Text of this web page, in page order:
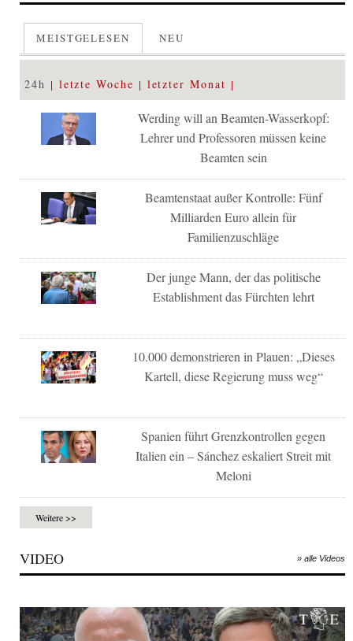
MEISTGELESEN NEU
24h letzte Woche letzter Monat
Werding will an Beamten-Wasserkopf:
Lehrer und Professoren müssen keine
Beamten sein
Beamtenstaat außer Kontrolle: Fünf
Milliarden Euro allein für
Familienzuschläge
Der junge Mann, der das politische
Establishment das Fürchten lehrt
10.000 demonstrieren in Plauen: „Dieses
Kartell, diese Regierung muss weg“
Spanien führt Grenzkontrollen gegen
Italien ein – Sánchez eskaliert Streit mit
Meloni
Weitere >>
VIDEO » alle Videos